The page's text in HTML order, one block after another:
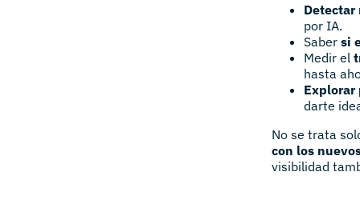
Detectar
por IA.
Saber si
Medir el
hasta
Explorar
darte
No se trata
con los
visibilidad